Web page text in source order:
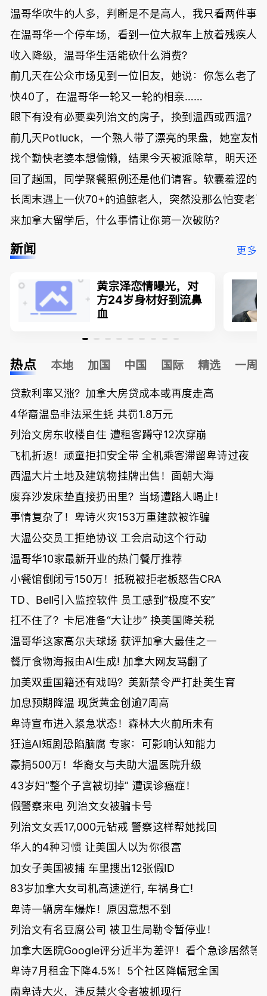
温哥华吹牛的人多，判断是不是高人，我只看两件事
在温哥华一个停车场，看到一位大叔车上放着残疾人
收入降级，温哥华生活能砍什么消费？
前几天在公众市场见到一位旧友，她说：你怎么老了
快40了，在温哥华一轮又一轮的相亲……
眼下有没有必要卖列治文的房子，换到温西或西温？
前几天Potluck，一个熟人带了漂亮的果盘，她室友悄
找个勤快老婆本想偷懒，结果今天被派除草，明天还
回了趟国，同学聚餐照例还是他们请客。软囊羞涩的
长周末遇上一伙70+的追鲸老人，突然没那么怕变老了
来加拿大留学后，什么事情让你第一次破防？
新闻 更多
黄宗泽恋情曝光，对
方24岁身材好到流鼻
血
热点 本地 加国 中国 国际 精选 一周
贷款利率又涨？加拿大房贷成本或再度走高
4华裔温岛非法采生蚝 共罚1.8万元
列治文房东收楼自住 遭租客蹲守12次穿崩
飞机折返！顽童拒扣安全带 全机乘客滞留卑诗过夜
西温大片土地及建筑物挂牌出售！面朝大海
废弃沙发床垫直接扔田里？当场遭路人喝止！
事情复杂了！卑诗火灾153万重建款被诈骗
大温公交员工拒绝协议 工会启动这个行动
温哥华10家最新开业的热门餐厅推荐
小餐馆倒闭亏150万！抵税被拒老板怒告CRA
TD、Bell引入监控软件 员工感到“极度不安”
扛不住了？卡尼准备“大让步” 换美国降关税
温哥华这家高尔夫球场 获评加拿大最佳之一
餐厅食物海报由AI生成! 加拿大网友骂翻了
加美双重国籍还有戏吗？美新禁令严打赴美生育
加息预期降温 现货黄金创逾7周高
卑诗宣布进入紧急状态！森林大火前所未有
狂追AI短剧恐陷脑腐 专家：可影响认知能力
豪捐500万！华裔女与夫助大温医院升级
43岁妇“整个子宫被切掉” 遭误诊癌症！
假警察来电 列治文女被骗卡号
列治文女丢17,000元钻戒 警察这样帮她找回
华人的4种习惯 让美国人以为你很富
加女子美国被捕 车里搜出12张假ID
83岁加拿大女司机高速逆行, 车祸身亡!
卑诗一辆房车爆炸！原因意想不到
列治文有名豆腐公司 被卫生局勒令暂停业！
加拿大医院Google评分近半为差评！看个急诊居然等
卑诗7月租金下降4.5%！5个社区降幅冠全国
南卑诗大火，违反禁火令者被抓现行